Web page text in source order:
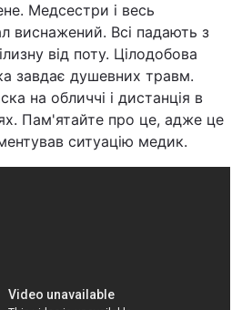
Медсестри і весь
виснажений. Всі падають з
від поту. Цілодобова
завдає душевних травм.
на обличчі і дистанція в
Пам'ятайте про це, адже це
ситуацію медик.